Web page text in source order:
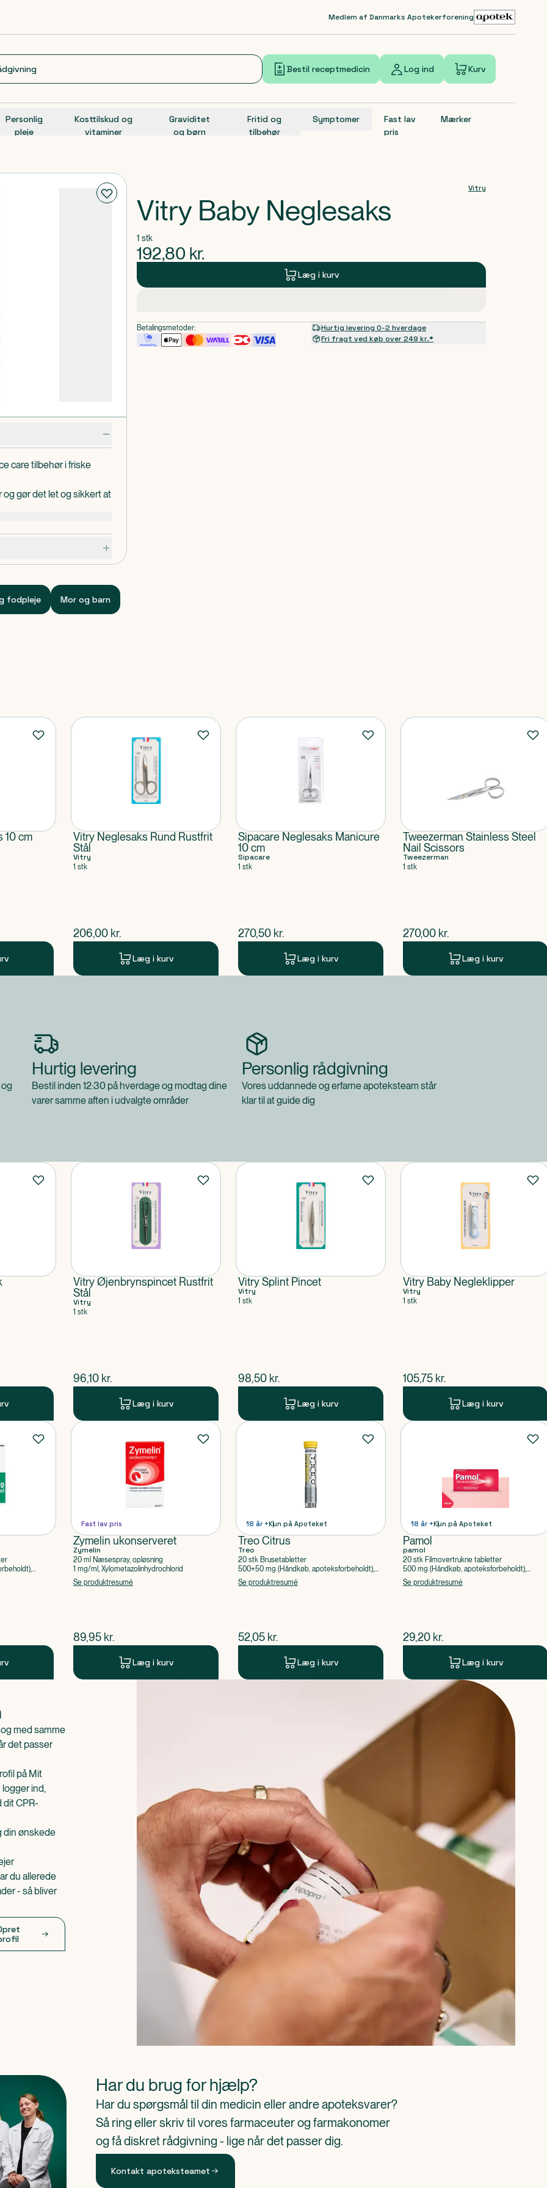
Medlem af Danmarks Apotekerforening
Bestil receptmedicin Log ind Kurv
Personlig
pleje
Kosttilskud og
vitaminer
Graviditet
og børn
Fritid og
tilbehør
Symptomer
Fast lav
pris
Mærker
care tilbehør i friske
gør det let og sikkert at
blå, gul, lilla, pink,
af fingeren
fodpleje Mor og barn
Vitry
Vitry Baby Neglesaks
1 stk
192,80 kr.
Læg i kurv
Betalingsmetoder:
Hurtig levering 0-2 hverdage
Fri fragt ved køb over 249 kr.*
10 cm
Vitry Neglesaks Rund Rustfrit
Stål
Vitry
1 stk
$nuværende pris
206,00 kr.
Læg i kurv
Sipacare Neglesaks Manicure
10 cm
Sipacare
1 stk
$nuværende pris
270,50 kr.
Læg i kurv
Tweezerman Stainless Steel
Nail Scissors
Tweezerman
1 stk
$nuværende pris
270,00 kr.
Læg i kurv
Hurtig levering
Bestil inden 12:30 på hverdage og modtag dine
varer samme aften i udvalgte områder
Personlig rådgivning
Vores uddannede og erfarne apoteksteam står
klar til at guide dig
Vitry Øjenbrynspincet Rustfrit
Stål
Vitry
1 stk
$nuværende pris
96,10 kr.
Læg i kurv
Vitry Splint Pincet
Vitry
1 stk
$nuværende pris
98,50 kr.
Læg i kurv
Vitry Baby Negleklipper
Vitry
1 stk
$nuværende pris
105,75 kr.
Læg i kurv
Fast lav pris
Zymelin ukonserveret
Zymelin
20 ml Næsespray, opløsning
1 mg/ml, Xylometazolinhydrochlorid
Se produktresumé
$nuværende pris
89,95 kr.
Læg i kurv
18 år +Kun på Apoteket
Treo Citrus
Treo
20 stk Brusetabletter
500+50 mg (Håndkøb, apoteksforbeholdt),
Acetylsalicylsyre, Caffein
Se produktresumé
$nuværende pris
52,05 kr.
Læg i kurv
18 år +Kun på Apoteket
Pamol
pamol
20 stk Filmovertrukne tabletter
500 mg (Håndkøb, apoteksforbeholdt),
Paracetamol
Se produktresumé
$nuværende pris
29,20 kr.
Læg i kurv
med samme
det passer
på Mit
ind,
dit CPR-
din ønskede
du allerede
- så bliver
Har du brug for hjælp?
Har du spørgsmål til din medicin eller andre apoteksvarer?
Så ring eller skriv til vores farmaceuter og farmakonomer
og få diskret rådgivning - lige når det passer dig.
Kontakt apoteksteamet